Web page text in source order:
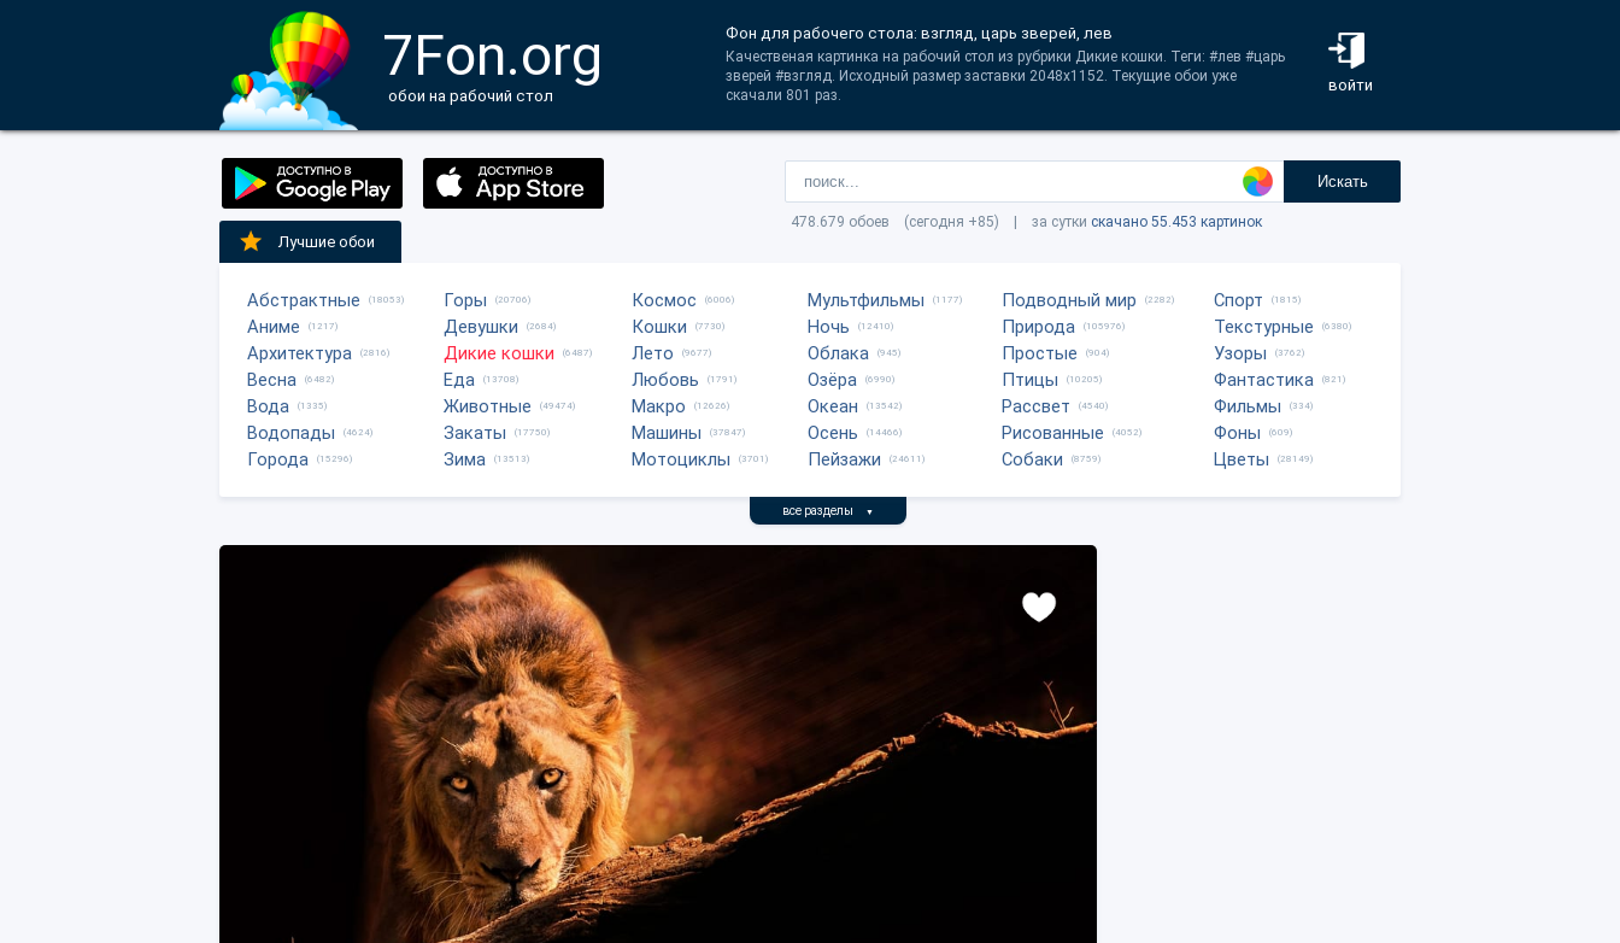
7Fon.org
обои на рабочий стол
войти
Фон для рабочего стола: взгляд, царь зверей, лев
Качественая картинка на рабочий стол из рубрики Дикие кошки. Теги: #лев #царь
зверей #взгляд. Исходный размер заставки 2048x1152. Текущие обои уже
скачали 801 раз.
Искать
478.679 обоев (сегодня +85) | за сутки скачано 55.453 картинок
Лучшие обои
Абстрактные (18053)
Аниме (1217)
Архитектура (2816)
Весна (6482)
Вода (1335)
Водопады (4624)
Города (15296)
Горы (20706)
Девушки (2684)
Дикие кошки (6487)
Еда (13708)
Животные (49474)
Закаты (17750)
Зима (13513)
Космос (6006)
Кошки (7730)
Лето (9677)
Любовь (1791)
Макро (12626)
Машины (37847)
Мотоциклы (3701)
Мультфильмы (1177)
Ночь (12410)
Облака (945)
Озёра (6990)
Океан (13542)
Осень (14466)
Пейзажи (24611)
Подводный мир (2282)
Природа (105976)
Простые (904)
Птицы (10205)
Рассвет (4540)
Рисованные (4052)
Собаки (8759)
Спорт (1815)
Текстурные (6380)
Узоры (3762)
Фантастика (821)
Фильмы (334)
Фоны (609)
Цветы (28149)
все разделы ▼